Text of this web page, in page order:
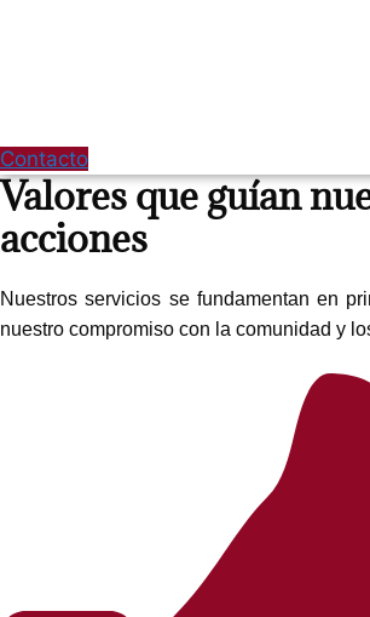
Contacto
Valores que guían
acciones​
Nuestros servicios se fundamentan en
nuestro compromiso con la comunidad y